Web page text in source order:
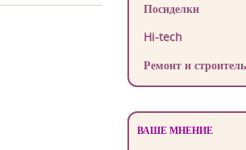
Посиделки
Hi-tech
Ремонт и
ВАШЕ МНЕНИЕ